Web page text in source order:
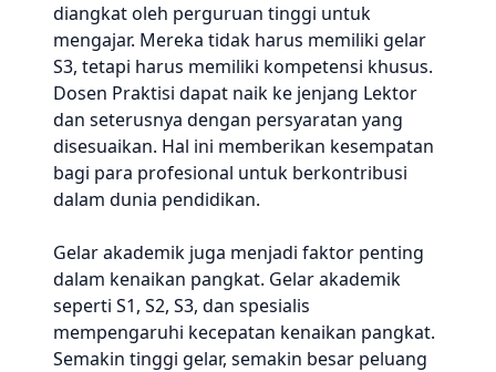
diangkat oleh perguruan tinggi untuk
mengajar. Mereka tidak harus memiliki gelar
S3, tetapi harus memiliki kompetensi khusus.
Dosen Praktisi dapat naik ke jenjang Lektor
dan seterusnya dengan persyaratan yang
disesuaikan. Hal ini memberikan kesempatan
bagi para profesional untuk berkontribusi
dalam dunia pendidikan.
Gelar akademik juga menjadi faktor penting
dalam kenaikan pangkat. Gelar akademik
seperti S1, S2, S3, dan spesialis
mempengaruhi kecepatan kenaikan pangkat.
Semakin tinggi gelar, semakin besar peluang